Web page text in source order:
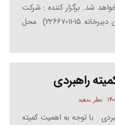
خواهد شد. برگزار کننده : شرکت
مهرگان رویداد پارسه ( تلفن دبیرخانه ۱۵-۲۲۶۶۷۰۱۱) ‌ محل
راهبردی
۳۱ نظر بدهید
با توجه به اهمیت کمیته